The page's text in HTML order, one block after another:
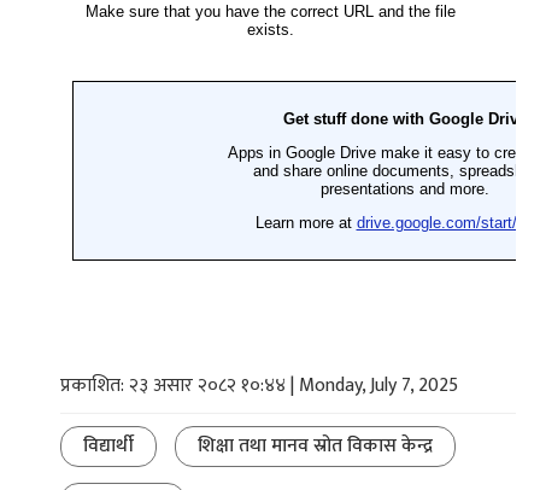
प्रकाशित: २३ असार २०८२ १०:४४ | Monday, July 7, 2025
विद्यार्थी
शिक्षा तथा मानव स्रोत विकास केन्द्र